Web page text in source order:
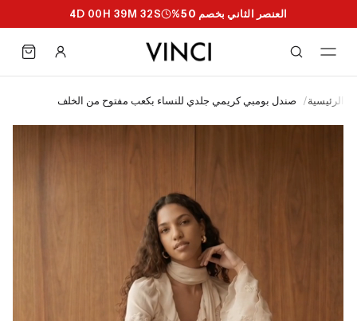
العنصر الثاني بخصم 50% 4D 00H 39M 31S
الرئيسية/ صندل بومبي كريمي جلدي للنساء بكعب مفتوح من الخلف